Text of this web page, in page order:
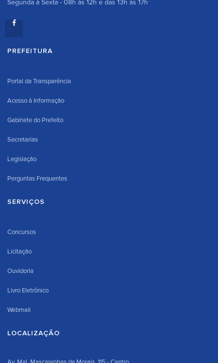
Segunda à Sexta - 08h às 12h e das 13h às 17h
PREFEITURA
Portal da Transparência
Acesso à Informação
Gabinete do Prefeito
Secretarias
Legislação
Perguntas Frequentes
SERVIÇOS
Concursos
Licitação
Ouvidoria
Livro Eletrônico
Webmail
LOCALIZAÇÃO